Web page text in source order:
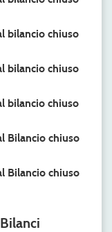
bilancio chiuso
bilancio chiuso
bilancio chiuso
Bilancio chiuso
Bilancio chiuso